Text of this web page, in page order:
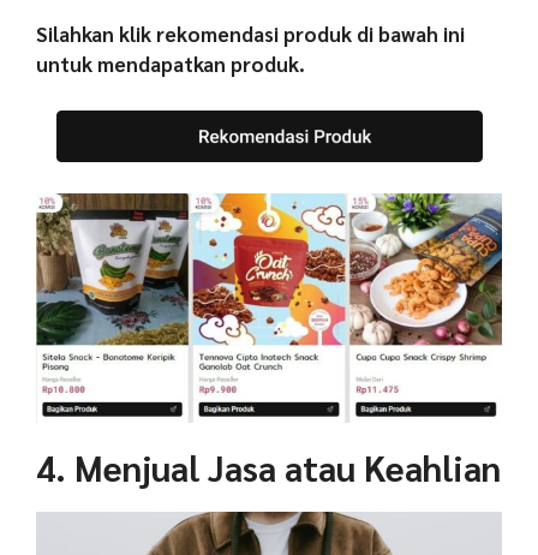
Silahkan klik rekomendasi produk di bawah ini
untuk mendapatkan produk.
4. Menjual Jasa atau Keahlian